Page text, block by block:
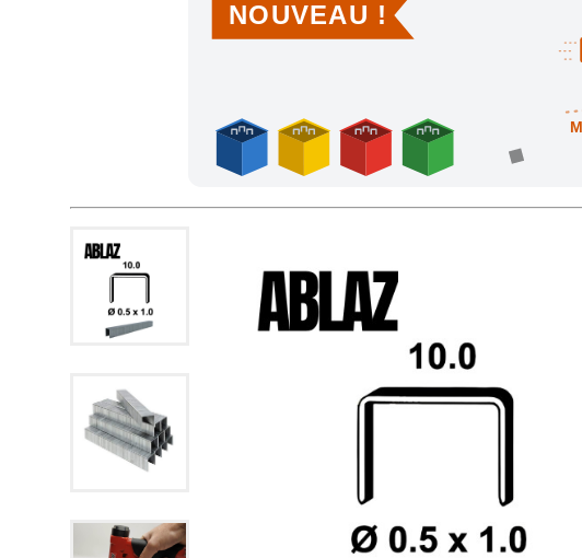
Achetez 4 sachets ou boîtes d'agrafes ou de pointes et nous vous